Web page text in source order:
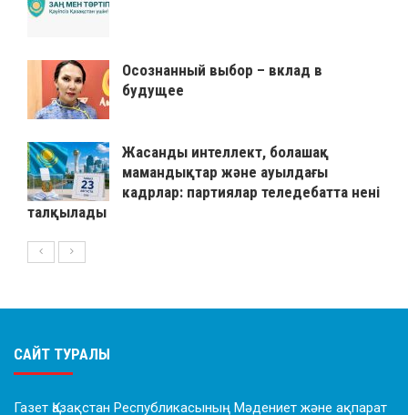
Осознанный выбор – вклад в
будущее
Жасанды интеллект, болашақ
мамандықтар және ауылдағы
кадрлар: партиялар теледебатта нені
талқылады
САЙТ ТУРАЛЫ
Газет Қазақстан Республикасының Мәдениет және ақпарат